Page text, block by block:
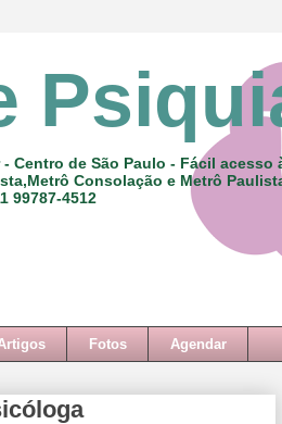
Centro de São Paulo - Fácil
Consolação e Metrô
99787-4512
Fotos Agendar